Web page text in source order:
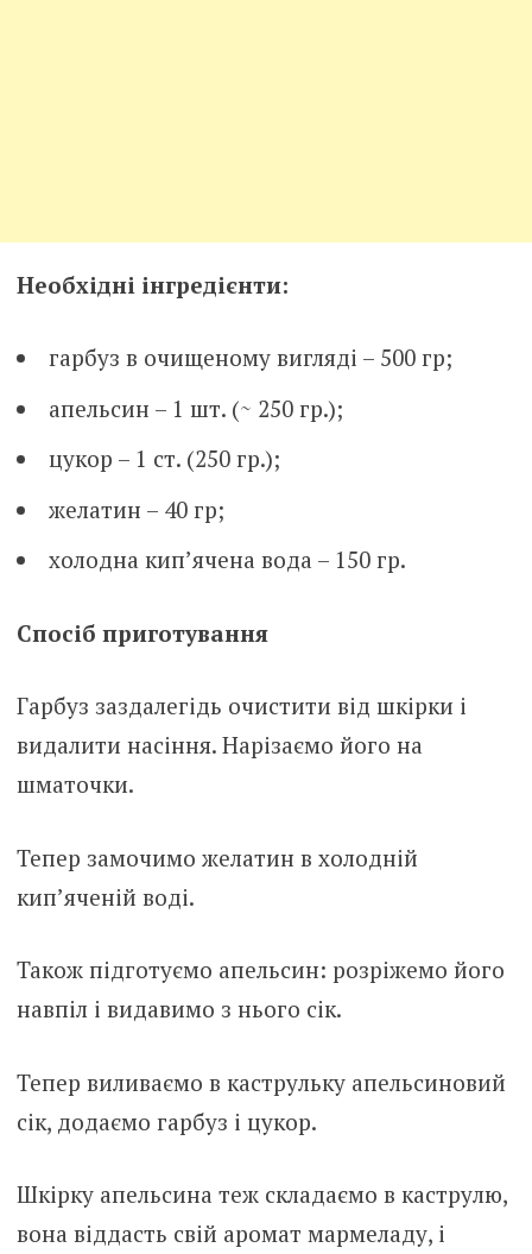
Необхідні інгредієнти:
гарбуз в очищеному вигляді – 500 гр;
апельсин – 1 шт. (~ 250 гр.);
цукор – 1 ст. (250 гр.);
желатин – 40 гр;
холодна кип’ячена вода – 150 гр.
Спосіб приготування
Гарбуз заздалегідь очистити від шкірки і
видалити насіння. Нарізаємо його на
шматочки.
Тепер замочимо желатин в холодній
кип’яченій воді.
Також підготуємо апельсин: розріжемо його
навпіл і видавимо з нього сік.
Тепер виливаємо в каструльку апельсиновий
сік, додаємо гарбуз і цукор.
Шкірку апельсина теж складаємо в каструлю,
вона віддасть свій аромат мармеладу, і